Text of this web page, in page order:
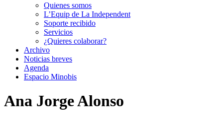
Quienes somos
L’Equip de La Independent
Soporte recibido
Servicios
¿Quieres colaborar?
Archivo
Noticias breves
Agenda
Espacio Minobis
Ana Jorge Alonso